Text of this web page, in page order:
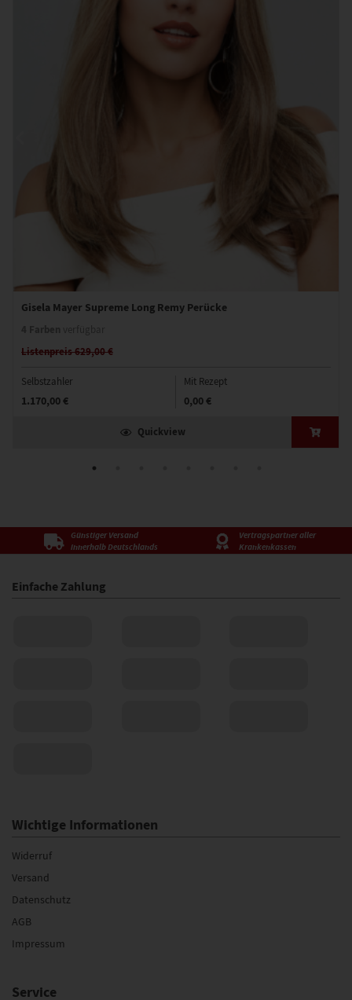
Gisela Mayer Supreme Long Remy Perücke
Listenpreis 629,00 €
Selbstzahler
1.170,00 €
Mit Rezept
0,00 €
Quickview
Günstiger Versand
innerhalb Deutschlands
Vertragspartner aller
Krankenkassen
Einfache Zahlung
Wichtige Informationen
Widerruf
Versand
Datenschutz
AGB
Impressum
Service